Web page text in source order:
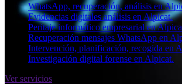
WhatsApp, recuperación, análisis en
Evidencias digitales análisis en Alpicat.
Peritaje informático empresarial en
Recuperación mensajes WhatsApp en
Intervención, planificación, recogida en
Investigación digital forense en Alpicat.
Ver servicios